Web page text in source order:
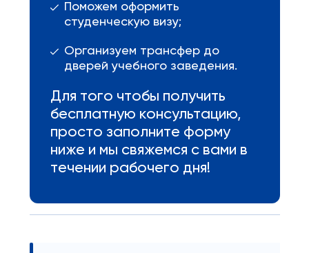
Поможем оформить
студенческую визу;
Организуем трансфер до
дверей учебного заведения.
Для того чтобы получить
бесплатную консультацию,
просто заполните форму
ниже и мы свяжемся с вами в
течении рабочего дня!